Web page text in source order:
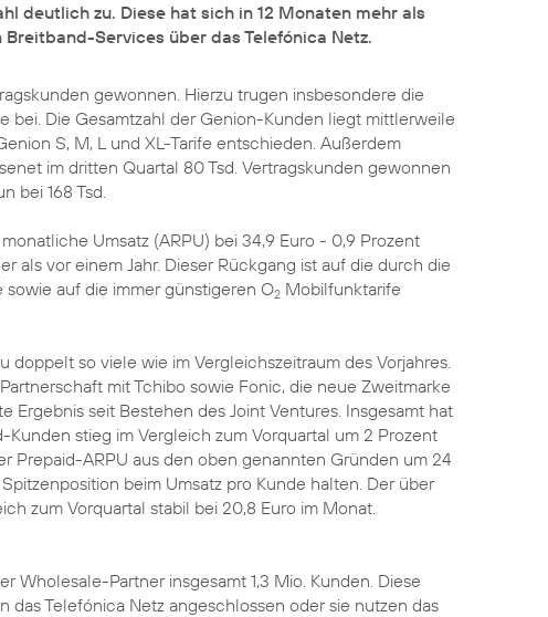
deutlich zu. Diese hat sich in 12 Monaten mehr als
Services über das Telefónica Netz.
gewonnen. Hierzu trugen insbesondere die
bei. Die Gesamtzahl der Genion-Kunden liegt mittlerweile
S, M, L und XL-Tarife entschieden. Außerdem
im dritten Quartal 80 Tsd. Vertragskunden gewonnen
bei 168 Tsd.
Umsatz (ARPU) bei 34,9 Euro - 0,9 Prozent
als vor einem Jahr. Dieser Rückgang ist auf die durch die
auf die immer günstigeren O2 Mobilfunktarife
doppelt so viele wie im Vergleichszeitraum des Vorjahres.
mit Tchibo sowie Fonic, die neue Zweitmarke
Ergebnis seit Bestehen des Joint Ventures. Insgesamt hat
Kunden stieg im Vergleich zum Vorquartal um 2 Prozent
Prepaid-ARPU aus den oben genannten Gründen um 24
beim Umsatz pro Kunde halten. Der über
zum Vorquartal stabil bei 20,8 Euro im Monat.
Partner insgesamt 1,3 Mio. Kunden. Diese
Telefónica Netz angeschlossen oder sie nutzen das